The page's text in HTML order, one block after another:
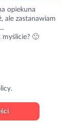
opiekuna
ale zastanawiam
myślicie? 🙂